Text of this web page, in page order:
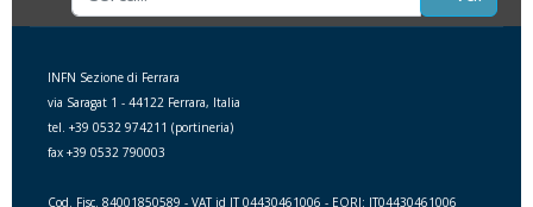
INFN Sezione di Ferrara
via Saragat 1 - 44122 Ferrara, Italia
tel. +39 0532 974211 (portineria)
fax +39 0532 790003
Cod. Fisc. 84001850589 - VAT id IT 04430461006 - EORI: IT04430461006